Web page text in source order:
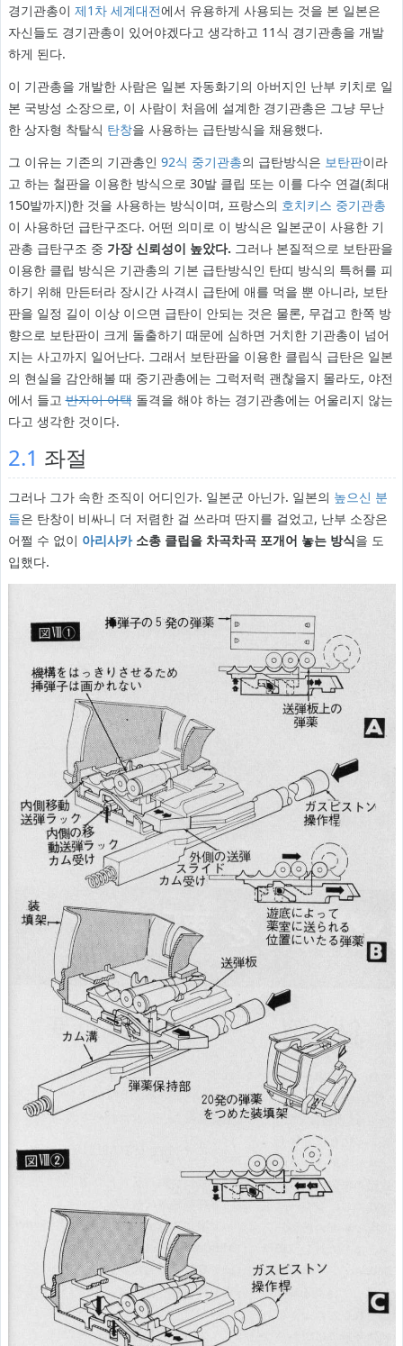
경기관총이 제1차 세계대전에서 유용하게 사용되는 것을 본 일본은
자신들도 경기관총이 있어야겠다고 생각하고 11식 경기관총을 개발
하게 된다.
이 기관총을 개발한 사람은 일본 자동화기의 아버지인 난부 키치로 일
본 국방성 소장으로, 이 사람이 처음에 설계한 경기관총은 그냥 무난
한 상자형 착탈식 탄창을 사용하는 급탄방식을 채용했다.
그 이유는 기존의 기관총인 92식 중기관총의 급탄방식은 보탄판이라
고 하는 철판을 이용한 방식으로 30발 클립 또는 이를 다수 연결(최대
150발까지)한 것을 사용하는 방식이며, 프랑스의 호치키스 중기관총
이 사용하던 급탄구조다. 어떤 의미로 이 방식은 일본군이 사용한 기
관총 급탄구조 중 가장 신뢰성이 높았다.그러나 본질적으로 보탄판을
이용한 클립 방식은 기관총의 기본 급탄방식인 탄띠 방식의 특허를 피
하기 위해 만든터라 장시간 사격시 급탄에 애를 먹을 뿐 아니라, 보탄
판을 일정 길이 이상 이으면 급탄이 안되는 것은 물론, 무겁고 한쪽 방
향으로 보탄판이 크게 돌출하기 때문에 심하면 거치한 기관총이 넘어
지는 사고까지 일어난다. 그래서 보탄판을 이용한 클립식 급탄은 일본
의 현실을 감안해볼 때 중기관총에는 그럭저럭 괜찮을지 몰라도, 야전
에서 들고반자이 어택돌격을 해야 하는 경기관총에는 어울리지 않는
다고 생각한 것이다.
2.1 좌절
그러나 그가 속한 조직이 어디인가. 일본군 아닌가. 일본의 높으신 분
들은 탄창이 비싸니 더 저렴한 걸 쓰라며 딴지를 걸었고, 난부 소장은
어쩔 수 없이 아리사카소총 클립을 차곡차곡 포개어 놓는 방식을 도
입했다.